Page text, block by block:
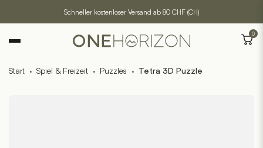
Schneller kostenloser Versand ab 80 CHF (CH)
0
Start · Spiel & Freizeit · Puzzles · Tetra 3D Puzzle